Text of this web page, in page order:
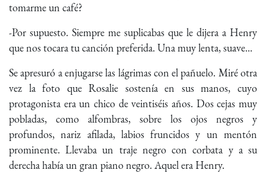
tomarme un café?
-Por supuesto. Siempre me suplicabas que le dijera a Henry
que nos tocara tu canción preferida. Una muy lenta, suave...
Se apresuró a enjugarse las lágrimas con el pañuelo. Miré otra
vez la foto que Rosalie sostenía en sus manos, cuyo
protagonista era un chico de veintiséis años. Dos cejas muy
pobladas, como alfombras, sobre los ojos negros y
profundos, nariz afilada, labios fruncidos y un mentón
prominente. Llevaba un traje negro con corbata y a su
derecha había un gran piano negro. Aquel era Henry.